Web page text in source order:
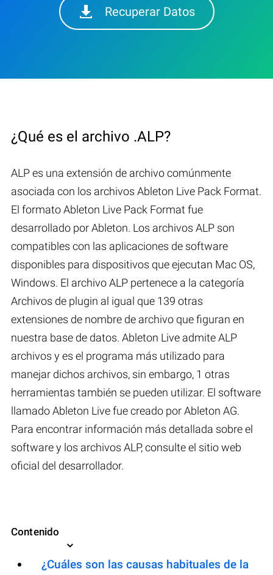
Recuperar Datos
¿Qué es el archivo .ALP?
ALP es una extensión de archivo comúnmente
asociada con los archivos Ableton Live Pack Format.
El formato Ableton Live Pack Format fue
desarrollado por Ableton. Los archivos ALP son
compatibles con las aplicaciones de software
disponibles para dispositivos que ejecutan Mac OS,
Windows. El archivo ALP pertenece a la categoría
Archivos de plugin al igual que 139 otras
extensiones de nombre de archivo que figuran en
nuestra base de datos. Ableton Live admite ALP
archivos y es el programa más utilizado para
manejar dichos archivos, sin embargo, 1 otras
herramientas también se pueden utilizar. El software
llamado Ableton Live fue creado por Ableton AG.
Para encontrar información más detallada sobre el
software y los archivos ALP, consulte el sitio web
oficial del desarrollador.
Contenido
¿Cuáles son las causas habituales de la